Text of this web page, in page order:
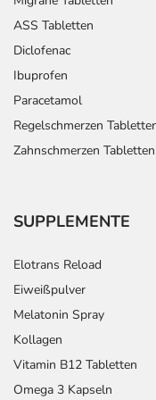
Generell gilt: Achten
Kleinkindern und
gewissenhafte
Ihren Arzt oder
oder
nach seinen
Aufbewahrung
Wichtige Hinweise
Was sollten Sie
ASS Tabletten
Diclofenac
Ibuprofen
Paracetamol
Regelschmerzen
Zahnschmerzen Tabletten
SUPPLEMENTE
Elotrans Reload
Eiweißpulver
Melatonin Spray
Kollagen
Vitamin B12 Tabletten
Omega 3 Kapseln